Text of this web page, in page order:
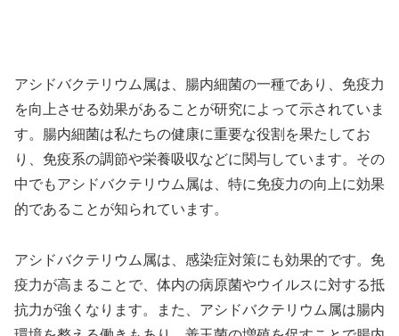
アシドバクテリウム属は、腸内細菌の一種であり、免疫力
を向上させる効果があることが研究によって示されていま
す。腸内細菌は私たちの健康に重要な役割を果たしてお
り、免疫系の調節や栄養吸収などに関与しています。その
中でもアシドバクテリウム属は、特に免疫力の向上に効果
的であることが知られています。
アシドバクテリウム属は、感染症対策にも効果的です。免
疫力が高まることで、体内の病原菌やウイルスに対する抵
抗力が強くなります。また、アシドバクテリウム属は腸内